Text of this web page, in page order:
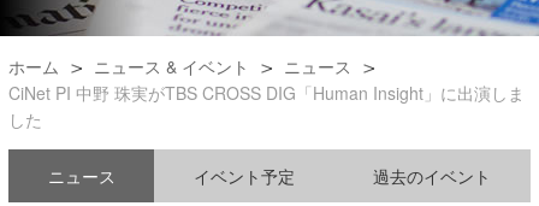
ホーム ニュース & イベント
ニュース
CiNet PI 中野 珠実がTBS CROSS DIG「Human Insight」に出演しま
した
ニュース イベント予定 過去のイベント